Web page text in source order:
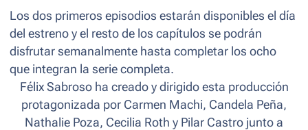
Los dos primeros episodios estarán disponibles el día
del estreno y el resto de los capítulos se podrán
disfrutar semanalmente hasta completar los ocho
que integran la serie completa.
Félix Sabroso ha creado y dirigido esta producción
protagonizada por Carmen Machi, Candela Peña,
Nathalie Poza, Cecilia Roth y Pilar Castro junto a